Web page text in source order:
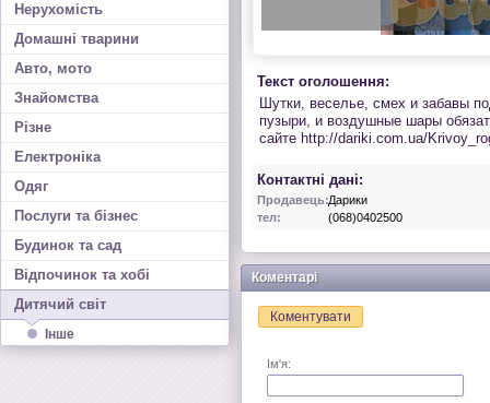
Нерухомість
Домашні тварини
Авто, мото
Знайомства
Різне
Електроніка
Одяг
Послуги та бізнес
Будинок та сад
Відпочинок та хобі
Дитячий світ
Інше
Текст оголошення:
Шутки, веселье, смех и забавы
пузыри, и воздушные шары
сайте http://dariki.com.ua/
Контактні дані:
Продавець:Дарики
тел:
(068)0402500
Коментарі
Коментувати
Ім'я: